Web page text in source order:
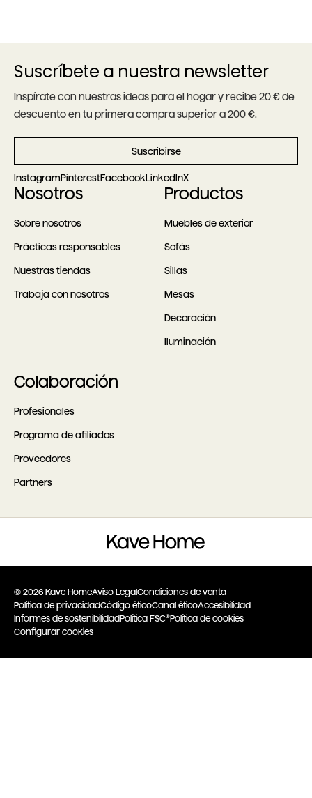
Suscríbete a nuestra newsletter
Inspírate con nuestras ideas para el hogar y recibe 20 € de
descuento en tu primera compra superior a 200 €.
Suscribirse
InstagramPinterestFacebookLinkedInX
Nosotros
Sobre nosotros
Prácticas responsables
Nuestras tiendas
Trabaja con nosotros
Productos
Muebles de exterior
Sofás
Sillas
Mesas
Decoración
Iluminación
Colaboración
Profesionales
Programa de afiliados
Proveedores
Partners
© 2026 Kave HomeAviso LegalCondiciones de venta
Política de privacidadCódigo éticoCanal éticoAccesibilidad
Informes de sostenibilidadPolítica FSC®Política de cookies
Configurar cookies